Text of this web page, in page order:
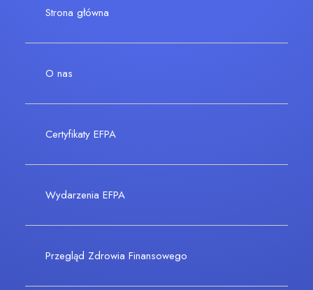
Strona główna
O nas
Certyfikaty EFPA
Wydarzenia EFPA
Przegląd Zdrowia Finansowego